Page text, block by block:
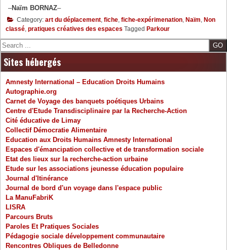
–Naïm BORNAZ–
Category: art du déplacement, fiche, fiche-expérimenation, Naïm, Non
classé, pratiques créatives des espaces Tagged Parkour
Search
Sites hébergés
Amnesty International – Education Droits Humains
Autographie.org
Carnet de Voyage des banquets poétiques Urbains
Centre d'Etude Transdisciplinaire par la Recherche-Action
Cité éducative de Limay
Collectif Démocratie Alimentaire
Education aux Droits Humains Amnesty International
Espaces d'émancipation collective et de transformation sociale
Etat des lieux sur la recherche-action urbaine
Etude sur les associations jeunesse éducation populaire
Journal d'Itinérance
Journal de bord d'un voyage dans l'espace public
La ManuFabriK
LISRA
Parcours Bruts
Paroles Et Pratiques Sociales
Pédagogie sociale développement communautaire
Rencontres Obliques de Belledonne